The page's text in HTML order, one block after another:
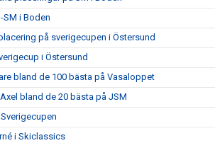
i Boden
på sverigecupen i Östersund
i Östersund
bland de 100 bästa på Vasaloppet
bland de 20 bästa på JSM
i Skiclassics